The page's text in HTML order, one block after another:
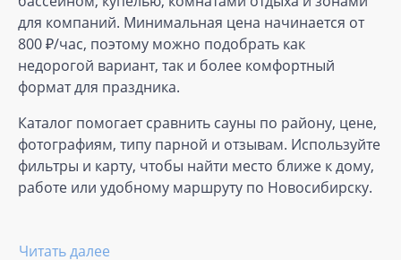
для компаний. Минимальная цена начинается от
800 ₽/час, поэтому можно подобрать как
недорогой вариант, так и более комфортный
формат для праздника.
Каталог помогает сравнить сауны по району, цене,
фотографиям, типу парной и отзывам. Используйте
фильтры и карту, чтобы найти место ближе к дому,
работе или удобному маршруту по Новосибирску.
Читать далее